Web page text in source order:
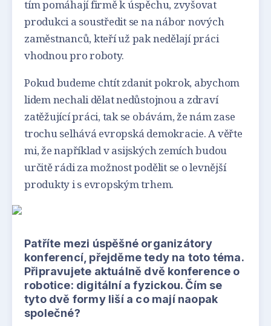
tím pomáhají firmě k úspěchu, zvyšovat
produkci a soustředit se na nábor nových
zaměstnanců, kteří už pak nedělají práci
vhodnou pro roboty.
Pokud budeme chtít zdanit pokrok, abychom
lidem nechali dělat nedůstojnou a zdraví
zatěžující práci, tak se obávám, že nám zase
trochu selhává evropská demokracie. A věřte
mi, že například v asijských zemích budou
určitě rádi za možnost podělit se o levnější
produkty i s evropským trhem.
Patříte mezi úspěšné organizátory
konferencí, přejděme tedy na toto téma.
Připravujete aktuálně dvě konference o
robotice: digitální a fyzickou. Čím se
tyto dvě formy liší a co mají naopak
společné?